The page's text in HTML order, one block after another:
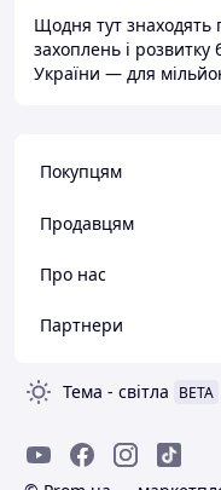
Щодня тут знаходять
захоплень і
України — для
Покупцям
Продавцям
Про нас
Партнери
Тема - світла BETA